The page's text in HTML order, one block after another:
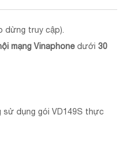
truy cập).
mạng Vinaphone dưới 30
sử dụng gói VD149S thực